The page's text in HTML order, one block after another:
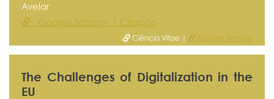
Avelar
Google Scholar 1 Citação
Ciência Vitae | Google Scholar
The Challenges of Digitalization in the
EU